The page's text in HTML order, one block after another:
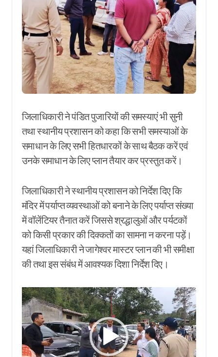
जिलाधिकारी ने पंडित पुजारियों की समस्याएं भी सुनी
तथा स्थानीय प्रशासन को कहा कि सभी समस्याओं के
समाधान के लिए सभी हितधारकों के साथ बैठक करें एवं
उनके समाधान के लिए प्लान तैयार कर प्रस्तुत करें।
जिलाधिकारी ने स्थानीय प्रशासन को निर्देश दिए कि
मंदिर में पर्याप्त व्यवस्थाओं को बनाने के लिए पर्याप्त संख्या
में वॉलेंटियर तैनात करें जिससे श्रद्धालुओं और पर्यटकों
को किसी प्रकार की दिक्कतों का सामना न करना पड़ें।
यहां जिलाधिकारी ने जागेश्वर मास्टर प्लान की भी समीक्षा
की तथा इस संबंध में आवश्यक दिशा निर्देश दिए।
Video
Player